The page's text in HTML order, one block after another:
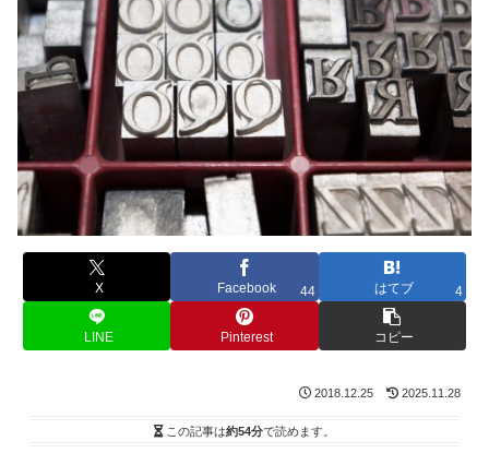
X Facebook 44 はてブ 4
LINE Pinterest コピー
2018.12.25 2025.11.28
この記事は約54分で読めます。